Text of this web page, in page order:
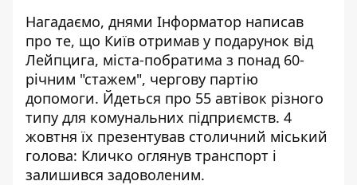
Нагадаємо, днями Інформатор написав
про те, що Київ отримав у подарунок від
Лейпцига, міста-побратима з понад 60-
річним "стажем", чергову партію
допомоги. Йдеться про 55 автівок різного
типу для комунальних підприємств. 4
жовтня їх презентував столичний міський
голова: Кличко оглянув транспорт і
залишився задоволеним.